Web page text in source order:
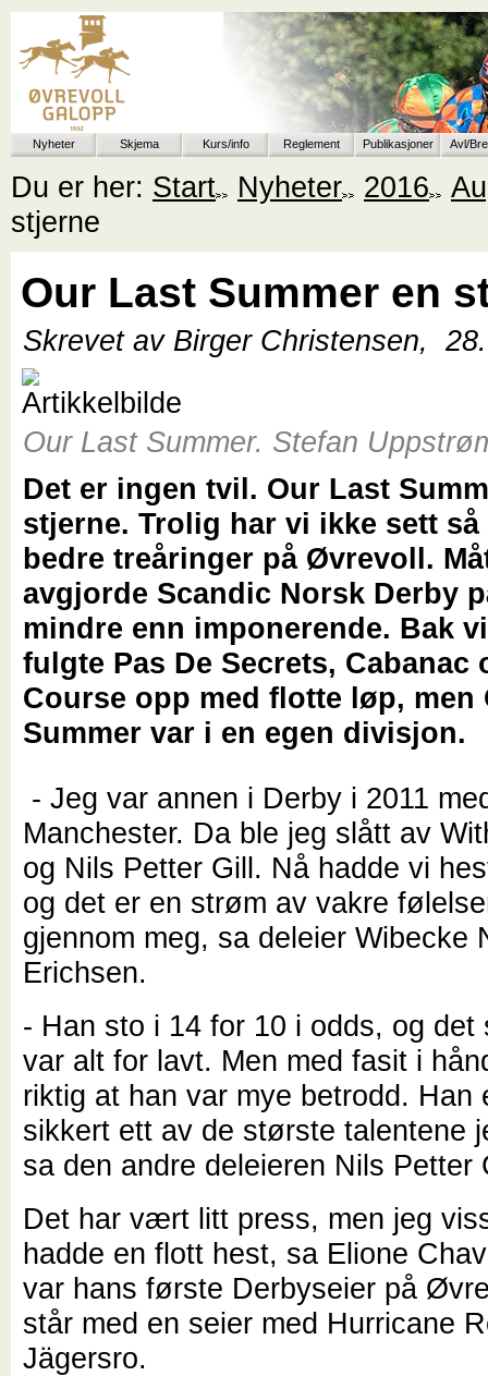
Nyheter Skjema Kurs/info Reglement Publikasjoner Avl/
Du er her: Start Nyheter 2016
stjerne
Our Last Summer en
Skrevet av Birger Christensen,
Our Last Summer. Stefan
Det er ingen tvil. Our Last
stjerne. Trolig har vi ikke sett så
bedre treåringer på Øvrevoll.
avgjorde Scandic Norsk Derby
mindre enn imponerende. Bak
fulgte Pas De Secrets, Cabanac
Course opp med flotte løp, men
Summer var i en egen divisjon.
- Jeg var annen i Derby i 2011
Manchester. Da ble jeg slått av
og Nils Petter Gill. Nå hadde vi
og det er en strøm av vakre
gjennom meg, sa deleier Wibecke
Erichsen.
- Han sto i 14 for 10 i odds, og det
var alt for lavt. Men med fasit i
riktig at han var mye betrodd. Han
sikkert ett av de største talentene
sa den andre deleieren Nils Petter
Det har vært litt press, men jeg
hadde en flott hest, sa Elione
var hans første Derbyseier på
står med en seier med Hurricane
Jägersro.